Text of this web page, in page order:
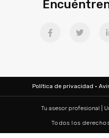
Política de privacidad ·
Tu asesor profesional |
Todos los